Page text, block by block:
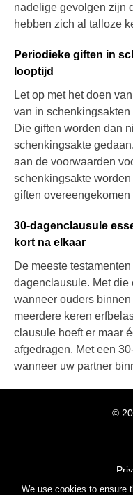
nadelige gevolgen zijn
hebben zich al talloze
Periodieke giften in
looptijd
Let op met het doen
van in
Die giften worden dan
schenkingsakte
aan de voorwaarden
schenkingsakte
giften overeengekomen
30-dagenclausule
kort na elkaar
De meeste
dagenclausule. Met die
wanneer ouders
meerdere keren
clausule hoeft er maar
afgedragen. Met een
wanneer uw partner
©
We use cookies to ensure